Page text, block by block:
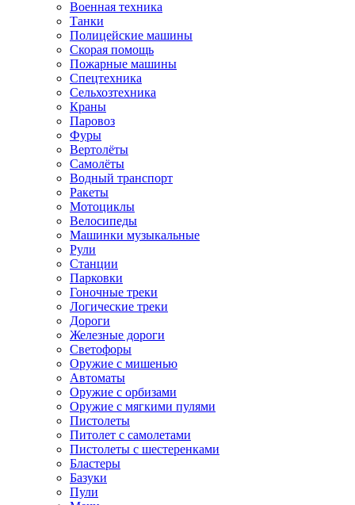
Военная техника
Танки
Полицейские машины
Скорая помощь
Пожарные машины
Спецтехника
Сельхозтехника
Краны
Паровоз
Фуры
Вертолёты
Самолёты
Водный транспорт
Ракеты
Мотоциклы
Велосипеды
Машинки музыкальные
Рули
Станции
Парковки
Гоночные треки
Логические треки
Дороги
Железные дороги
Светофоры
Оружие с мишенью
Автоматы
Оружие с орбизами
Оружие с мягкими пулями
Пистолеты
Питолет с самолетами
Пистолеты с шестеренками
Бластеры
Базуки
Пули